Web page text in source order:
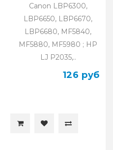
Canon LBP6300,
LBP6650, LBP6670,
LBP6680, MF5840,
MF5880, MF5980 ; HP
LJ P2035,..
126 руб